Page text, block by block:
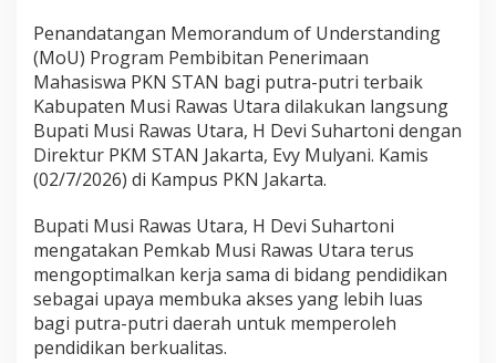
l
i
n
M
o
U
P
K
M
T
A
N
J
a
k
a
Penandatangan Memorandum of Understanding
(MoU) Program Pembibitan Penerimaan
Mahasiswa PKN STAN bagi putra-putri terbaik
Kabupaten Musi Rawas Utara dilakukan langsung
Bupati Musi Rawas Utara, H Devi Suhartoni dengan
Direktur PKM STAN Jakarta, Evy Mulyani. Kamis
(02/7/2026) di Kampus PKN Jakarta.
Bupati Musi Rawas Utara, H Devi Suhartoni
mengatakan Pemkab Musi Rawas Utara terus
mengoptimalkan kerja sama di bidang pendidikan
sebagai upaya membuka akses yang lebih luas
bagi putra-putri daerah untuk memperoleh
pendidikan berkualitas.